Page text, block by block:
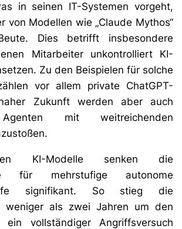
in seinen IT-Systemen vorgeht,
von Modellen wie „Claude Mythos“
Dies betrifft insbesondere
Mitarbeiter unkontrolliert KI-
Zu den Beispielen für solche
vor allem private ChatGPT-
Zukunft werden aber auch
mit weitreichenden
KI-Modelle senken die
für mehrstufige autonome
signifikant. So stieg die
weniger als zwei Jahren um den
vollständiger Angriffsversuch